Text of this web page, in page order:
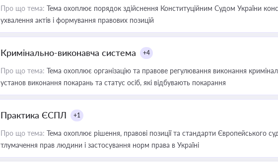
Про що тема: Тема охоплює порядок здійснення Конституційним Судом України
ухвалення актів і формування правових позицій
Кримінально-виконавча система +4
Про що тема: Тема охоплює організацію та правове регулювання виконання
установ виконання покарань та статус осіб, які відбувають покарання
Практика ЄСПЛ +1
Про що тема: Тема охоплює рішення, правові позиції та стандарти Європейського
тлумачення прав людини і застосування норм права в Україні